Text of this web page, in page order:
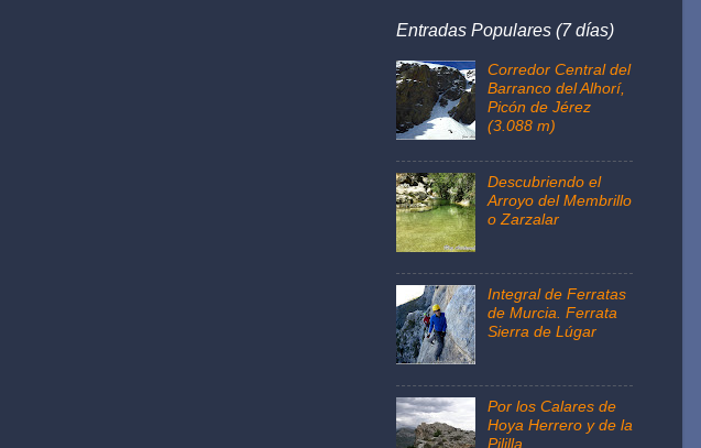
Entradas Populares (7 días)
Corredor Central del
Barranco del Alhorí,
Picón de Jérez
(3.088 m)
Descubriendo el
Arroyo del Membrillo
o Zarzalar
Integral de Ferratas
de Murcia. Ferrata
Sierra de Lúgar
Por los Calares de
Hoya Herrero y de la
Pililla